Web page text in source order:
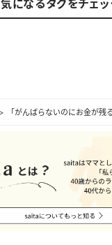
「がんばらないのにお金が